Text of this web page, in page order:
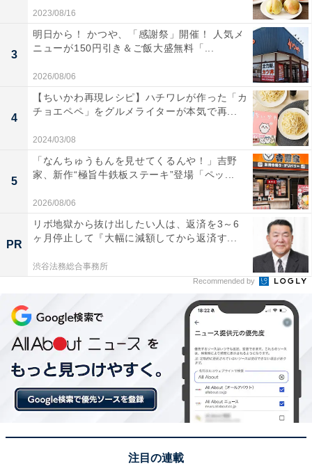
ワクワクしながら注文してみました。
チェリーがのっていて、まるで「コーラフロー
ト」のような見た目
2023/08/16
3
明日から！ かつや、「感謝祭」開催！ 人気メ
ニューが150円引き＆ご飯大盛無料「...
2026/08/06
4
【ちいかわ再現レシピ】ハチワレが作った「カ
チョエペペ」をグルメライターが本気で再...
2024/03/08
5
「なんちゅうもんを見せてくるんや！」吉野
家、新作“極旨牛鉄板ステーキ”登場「ペッ...
2026/08/06
PR
リボ地獄から抜け出したい人は、返済を3～6
ヶ月停止して『大幅に減額してから返済す...
渋谷法務総合事務所
Recommended by
注目の連載